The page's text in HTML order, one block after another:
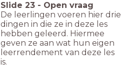
Slide 23 - Open vraag
De leerlingen voeren hier drie
dingen in die ze in deze les
hebben geleerd. Hiermee
geven ze aan wat hun eigen
leerrendement van deze les
is.